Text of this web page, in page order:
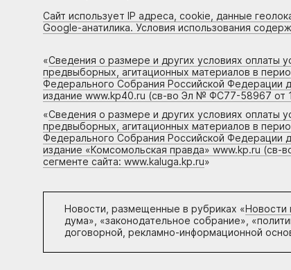
Сайт использует IP адреса, cookie, данные
Google-анатилика. Условия использования
«Сведения о размере и других условиях оплаты
предвыборных, агитационных материалов в
Федерального Собрания Российской Федерации
издание www.kp40.ru (св-во Эл № ФС77-58967 от
«Сведения о размере и других условиях оплаты
предвыборных, агитационных материалов в
Федерального Собрания Российской Федерации
издание «Комсомольская правда» www.kp.ru
сегменте сайта: www.kaluga.kp.ru»
Новости, размещенные в рубриках «Новости
дума», «законодательное собрание»,
договорной, рекламно-информационной